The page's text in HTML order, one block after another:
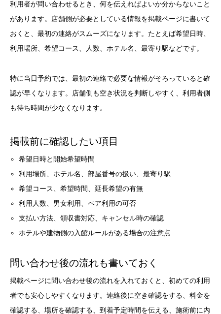
利用者が問い合わせるとき、何を伝えればよいか分からないこと
があります。店舗側が必要としている情報を掲載ページに書いて
おくと、最初の連絡がスムーズになります。たとえば希望日時、
利用場所、希望コース、人数、ホテル名、最寄り駅などです。
特に当日予約では、最初の連絡で必要な情報がそろっていると確
認が早くなります。店舗側も空き状況を判断しやすく、利用者側
も待ち時間が少なくなります。
掲載前に確認したい項目
希望日時と開始希望時間
利用場所、ホテル名、部屋番号の扱い、最寄り駅
希望コース、希望時間、延長希望の有無
利用人数、男女利用、ペア利用の可否
支払い方法、領収書対応、キャンセル時の確認
ホテルや建物側の入館ルールがある場合の注意点
問い合わせ後の流れも書いておく
掲載ページに問い合わせ後の流れを入れておくと、初めての利用
者でも安心しやすくなります。連絡後に空き確認をする、料金を
確認する、場所を確認する、到着予定時間を伝える、施術前に内